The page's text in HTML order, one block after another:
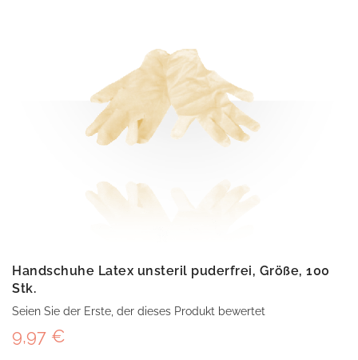
Handschuhe Latex unsteril puderfrei, Größe, 100
Stk.
Seien Sie der Erste, der dieses Produkt bewertet
9,97 €